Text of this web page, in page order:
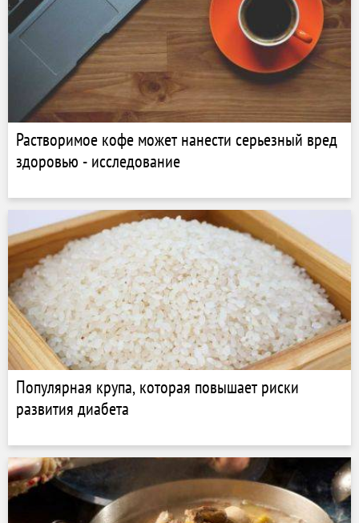
Растворимое кофе может нанести серьезный вред
здоровью - исследование
Популярная крупа, которая повышает риски
развития диабета